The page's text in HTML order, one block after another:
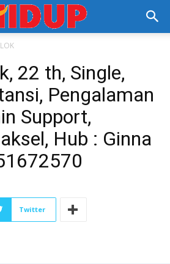
22 th, Single,
Pengalaman
Support,
Hub : Ginna
Twitter